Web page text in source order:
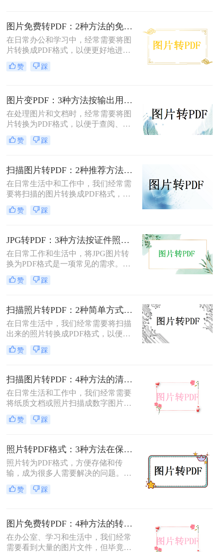
完成图片到PDF的转换。
图片免费转PDF：2种方法的免费额度、水印和画质对比！
在日常办公和学习中，经常需要将图
片转换成PDF格式，以便更好地进行
分享、打印或存档。那么如何把图片
转换成pdf格式免费呢？本文将介绍两
赞 踩
图片变PDF：3种方法按输出用途（打印/存档/分享）选！
在处理图片和文档时，经常需要将图
片转换为PDF格式，以便于查阅、分
享或存档。那么如何把图片变成pdf
呢？本文将介绍三种常用的图片转
赞 踩
扫描图片转PDF：2种推荐方法的清晰度调优和文件压缩！
在日常生活中和工作中，我们经常需
要将扫描的图片转换成PDF格式，以
便于文档的管理、共享和打印。那么
扫描图片怎么转换成pdf呢？本文将介
方法。
赞 踩
JPG转PDF：3种方法按证件照、截图和风景照分别推荐！
在日常工作和生活中，将JPG图片转
换为PDF格式是一项常见的需求。
PDF格式具有跨平台兼容性、易于阅
读和保护隐私等优点，因此广泛应用
转换pdf呢？本文将介绍三种将JPG图
片转换为PDF的方法。
赞 踩
扫描照片转PDF：2种简单方式在身份证和合同上的操作差异！
在日常生活中，我们经常需要将扫描
出来的照片转换成PDF格式，以便于
分享、存储和管理。那么扫描出来的
照片怎么转成pdf呢？本文将介绍两种
赞 踩
扫描图片转PDF：4种方法的清晰度和文件体积对比!
在日常生活和工作中，我们经常需要
将纸质文档或照片扫描成数字图片，
并进一步将这些图片转换成PDF格
式，以便于分享、存储和查阅。那么
介绍四种将扫描图片转换成PDF的方
法。
赞 踩
照片转PDF格式：3种方法在保留EXIF信息和画质上的差异！
照片转为PDF格式，方便存储和传
输，成为很多人需要解决的问题。无
论是为了整理相册、备份照片，还是
为了表格化、合并分享，PDF格式都
简单而快速的方法，帮助您轻松实现
照片转PDF的操作。
赞 踩
图片免费转PDF：4种方法的转换速度和画质损失对比！
在办公室、学习和生活中，我们经常
需要看到大量的图片文件，但毕竟，